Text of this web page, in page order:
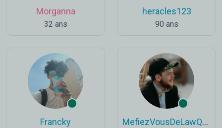
Morganna
32 ans
heracles123
90 ans
Francky MefiezVousDeLawQuiDort